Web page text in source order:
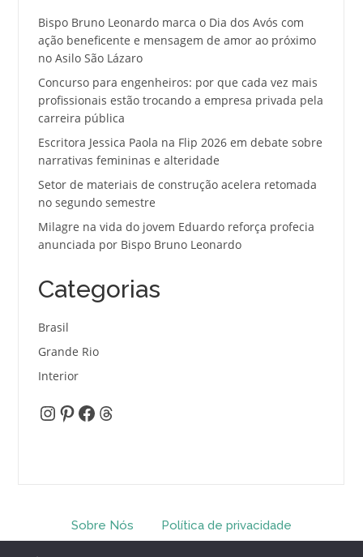
Bispo Bruno Leonardo marca o Dia dos Avós com
ação beneficente e mensagem de amor ao próximo
no Asilo São Lázaro
Concurso para engenheiros: por que cada vez mais
profissionais estão trocando a empresa privada pela
carreira pública
Escritora Jessica Paola na Flip 2026 em debate sobre
narrativas femininas e alteridade
Setor de materiais de construção acelera retomada
no segundo semestre
Milagre na vida do jovem Eduardo reforça profecia
anunciada por Bispo Bruno Leonardo
Categorias
Brasil
Grande Rio
Interior
Instagram
Pinterest
Facebook
Threads
Sobre Nós Política de privacidade